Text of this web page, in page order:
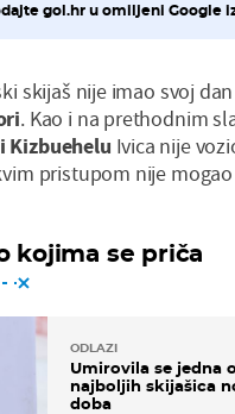
gol.hr u omiljeni Google
skijaš nije imao svoj
. Kao i na prethodnim
Kizbuehelu Ivica nije
pristupom nije
kojima se priča
ODLAZI
Umirovila se jedna
najboljih skijašica
doba